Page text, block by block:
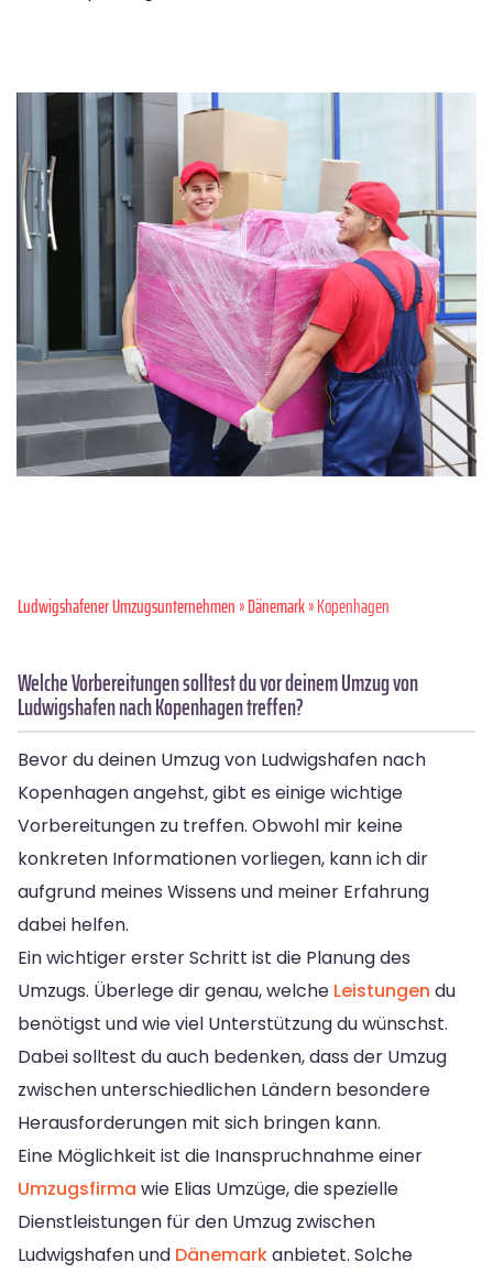
Ludwigshafener Umzugsunternehmen»Dänemark» Kopenhagen
Welche Vorbereitungen solltest du vor deinem Umzug von
Ludwigshafen nach Kopenhagen treffen?
Bevor du deinen Umzug von Ludwigshafen nach
Kopenhagen angehst, gibt es einige wichtige
Vorbereitungen zu treffen. Obwohl mir keine
konkreten Informationen vorliegen, kann ich dir
aufgrund meines Wissens und meiner Erfahrung
dabei helfen.
Ein wichtiger erster Schritt ist die Planung des
Umzugs. Überlege dir genau, welche Leistungen du
benötigst und wie viel Unterstützung du wünschst.
Dabei solltest du auch bedenken, dass der Umzug
zwischen unterschiedlichen Ländern besondere
Herausforderungen mit sich bringen kann.
Eine Möglichkeit ist die Inanspruchnahme einer
Umzugsfirma wie Elias Umzüge, die spezielle
Dienstleistungen für den Umzug zwischen
Ludwigshafen und Dänemarkanbietet. Solche